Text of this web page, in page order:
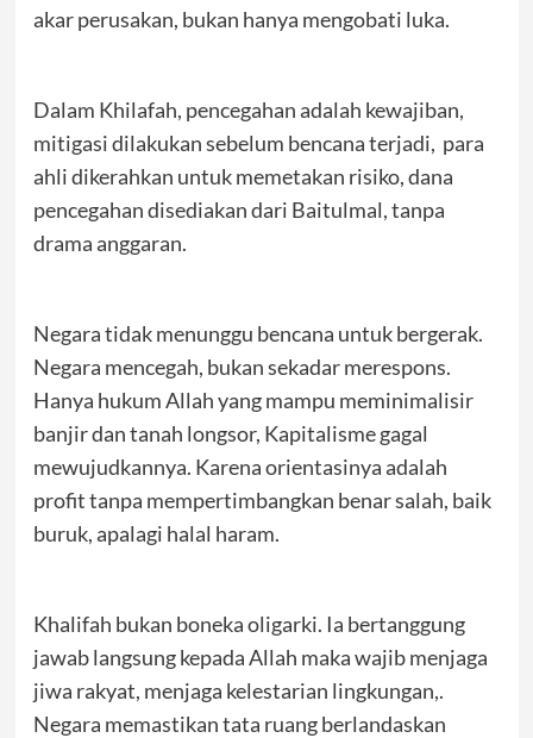
akar perusakan, bukan hanya mengobati luka.
Dalam Khilafah, pencegahan adalah kewajiban,
mitigasi dilakukan sebelum bencana terjadi, para
ahli dikerahkan untuk memetakan risiko, dana
pencegahan disediakan dari Baitulmal, tanpa
drama anggaran.
Negara tidak menunggu bencana untuk bergerak.
Negara mencegah, bukan sekadar merespons.
Hanya hukum Allah yang mampu meminimalisir
banjir dan tanah longsor, Kapitalisme gagal
mewujudkannya. Karena orientasinya adalah
profit tanpa mempertimbangkan benar salah, baik
buruk, apalagi halal haram.
Khalifah bukan boneka oligarki. Ia bertanggung
jawab langsung kepada Allah maka wajib menjaga
jiwa rakyat, menjaga kelestarian lingkungan,.
Negara memastikan tata ruang berlandaskan